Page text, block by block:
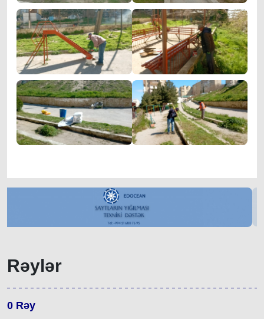
Rəylər
0 Rəy